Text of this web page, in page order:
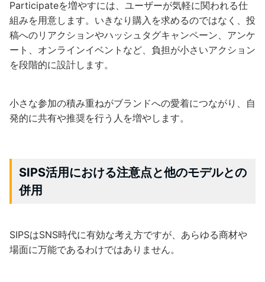
Participateを増やすには、ユーザーが気軽に関われる仕
組みを用意します。いきなり購入を求めるのではなく、投
稿へのリアクションやハッシュタグキャンペーン、アンケ
ート、オンラインイベントなど、負担が小さいアクション
を段階的に設計します。
小さな参加の積み重ねがブランドへの愛着につながり、自
発的に共有や推奨を行う人を増やします。
SIPS活用における注意点と他のモデルとの
併用
SIPSはSNS時代に有効な考え方ですが、あらゆる商材や
場面に万能であるわけではありません。